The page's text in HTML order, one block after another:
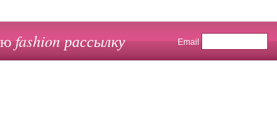
fashion рассылку Email